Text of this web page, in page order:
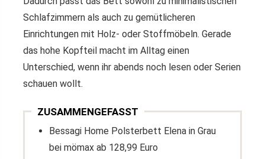
Schlafzimmern als auch zu gemütlicheren
Einrichtungen mit Holz- oder Stoffmöbeln. Gerade
das hohe Kopfteil macht im Alltag einen
Unterschied, wenn ihr abends noch lesen oder Serien
schauen wollt.
ZUSAMMENGEFASST
Bessagi Home Polsterbett Elena in Grau
bei mömax ab 128,99 Euro